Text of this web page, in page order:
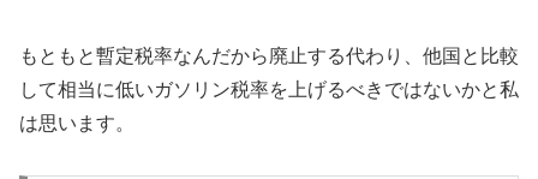
もともと暫定税率なんだから廃止する代わり、他国と比較
して相当に低いガソリン税率を上げるべきではないかと私
は思います。